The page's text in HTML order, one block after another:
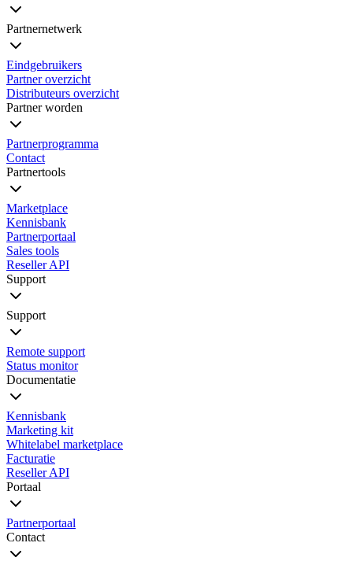
Partnernetwerk
Eindgebruikers
Partner overzicht
Distributeurs overzicht
Partner worden
Partnerprogramma
Contact
Partnertools
Marketplace
Kennisbank
Partnerportaal
Sales tools
Reseller API
Support
Support
Remote support
Status monitor
Documentatie
Kennisbank
Marketing kit
Whitelabel marketplace
Facturatie
Reseller API
Portaal
Partnerportaal
Contact